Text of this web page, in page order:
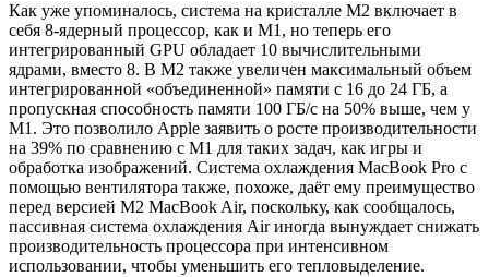
Как уже упоминалось, система на кристалле M2 включает в
себя 8-ядерный процессор, как и M1, но теперь его
интегрированный GPU обладает 10 вычислительными
ядрами, вместо 8. В M2 также увеличен максимальный объем
интегрированной «объединенной» памяти с 16 до 24 ГБ, а
пропускная способность памяти 100 ГБ/с на 50% выше, чем у
M1. Это позволило Apple заявить о росте производительности
на 39% по сравнению с M1 для таких задач, как игры и
обработка изображений. Система охлаждения MacBook Pro с
помощью вентилятора также, похоже, даёт ему преимущество
перед версией M2 MacBook Air, поскольку, как сообщалось,
пассивная система охлаждения Air иногда вынуждает снижать
производительность процессора при интенсивном
использовании, чтобы уменьшить его тепловыделение.